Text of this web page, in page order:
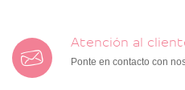
Atención al
Ponte en contacto con